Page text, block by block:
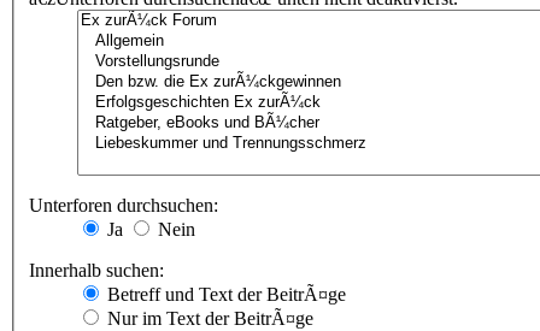
Unterforen durchsuchen:
Ja
Nein
Innerhalb suchen:
Betreff und Text der BeitrÃ¤ge
Nur im Text der BeitrÃ¤ge